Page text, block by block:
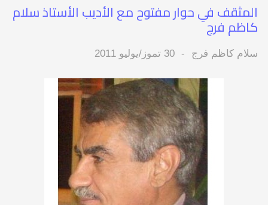
المثقف في حوار مفتوح مع الأديب الأستاذ سلام
كاظم فرج
سلام كاظم فرج 30 تموز/يوليو 2011